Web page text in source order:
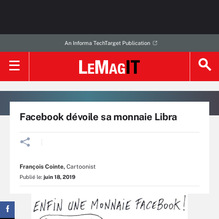
An Informa TechTarget Publication
Facebook dévoile sa monnaie Libra
François Cointe, Cartoonist
Publié le: juin 18, 2019